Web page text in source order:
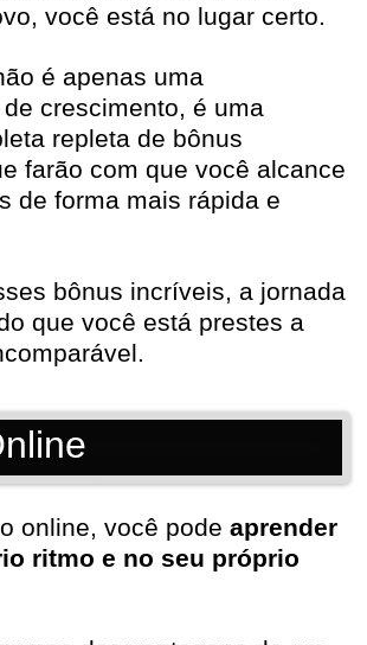
você está no lugar certo.
é apenas uma
crescimento, é uma
repleta de bônus
farão com que você alcance
de forma mais rápida e
bônus incríveis, a jornada
que você está prestes a
online, você pode aprender
ritmo e no seu próprio